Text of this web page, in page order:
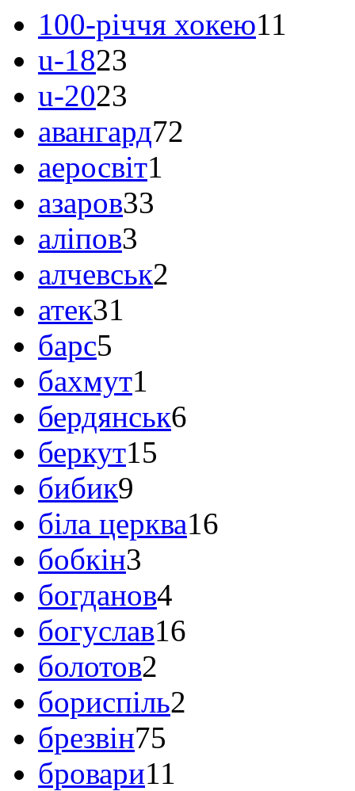
100-річчя хокею11
u-1823
u-2023
авангард72
аеросвіт1
азаров33
аліпов3
алчевськ2
атек31
барс5
бахмут1
бердянськ6
беркут15
бибик9
біла церква16
бобкін3
богданов4
богуслав16
болотов2
бориспіль2
брезвін75
бровари11